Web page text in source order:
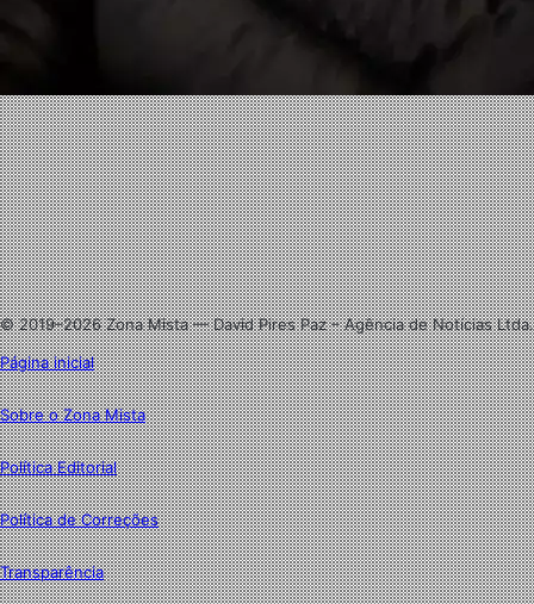
Facebook
X
Linkedin
Instagram
© 2019–2026 Zona Mista — David Pires Paz – Agência de Notícias Ltda.
Página inicial
Sobre o Zona Mista
Política Editorial
Política de Correções
Transparência